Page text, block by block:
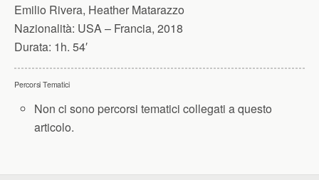
Emilio Rivera, Heather Matarazzo
Nazionalità: USA – Francia, 2018
Durata: 1h. 54′
Percorsi Tematici
Non ci sono percorsi tematici collegati a questo
articolo.